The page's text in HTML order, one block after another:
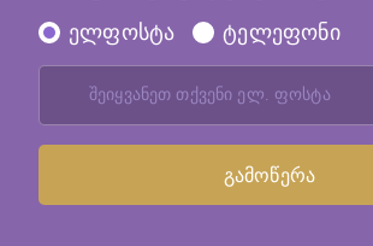
ელფოსტა ტელეფონი